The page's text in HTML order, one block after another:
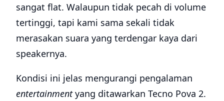
sangat flat. Walaupun tidak pecah di volume
tertinggi, tapi kami sama sekali tidak
merasakan suara yang terdengar kaya dari
speakernya.
Kondisi ini jelas mengurangi pengalaman
entertainmentyang ditawarkan Tecno Pova 2.